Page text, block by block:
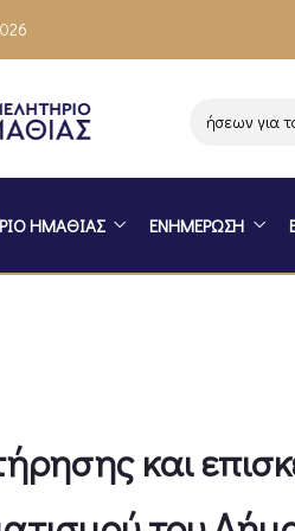
Ενημέρωση επιχειρήσεων για το
ΗΜΑΘΙΑΣ ΕΝΗΜΕΡΩΣΗ
και